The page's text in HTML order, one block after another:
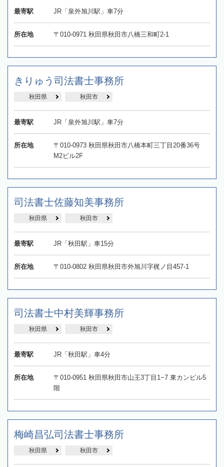
最寄駅 JR「泉外旭川駅」車7分
所在地 〒010-0971 秋田県秋田市八橋三和町2-1
きりゅう司法書士事務所
秋田県 秋田市
最寄駅 JR「泉外旭川駅」車7分
所在地
〒010-0973 秋田県秋田市八橋本町三丁目20番36号
M2ビル2F
司法書士佐藤知美事務所
秋田県 秋田市
最寄駅 JR「秋田駅」車15分
所在地 〒010-0802 秋田県秋田市外旭川字梶ノ目457-1
司法書士中村美輝事務所
秋田県 秋田市
最寄駅 JR「秋田駅」車4分
所在地
〒010-0951 秋田県秋田市山王3丁目1−7 東カンビル5
階
梅崎昌弘司法書士事務所
秋田県 秋田市